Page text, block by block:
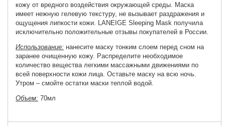
кожу от вредного воздействия окружающей среды. Маска
имеет нежную гелевую текстуру, не вызывает раздражения и
ощущения липкости кожи. LANEIGE Sleeping Mask получила
исключительно положительные отзывы покупателей в России.
Использование: нанесите маску тонким слоем перед сном на
заранее очищенную кожу. Распределите необходимое
количество вещества легкими массажными движениями по
всей поверхности кожи лица. Оставьте маску на всю ночь.
Утром – смойте остатки маски теплой водой.
Объем: 70мл